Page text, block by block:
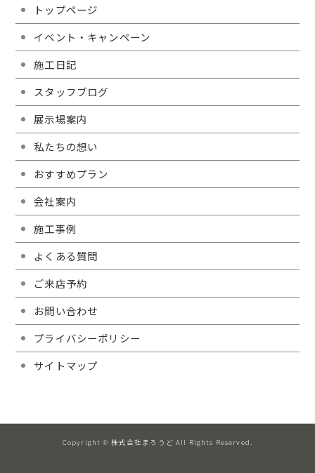
トップページ
イベント・キャンペーン
施工日記
スタッフブログ
展示場案内
私たちの想い
おすすめプラン
会社案内
施工事例
よくある質問
ご来店予約
お問い合わせ
プライバシーポリシー
サイトマップ
Copyright © 株式会社まろうど All Rights Reserved.